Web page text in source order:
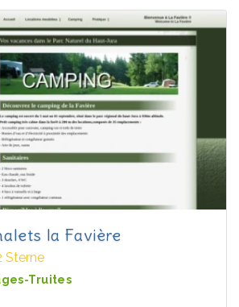
la Favière
Sterne
Truites